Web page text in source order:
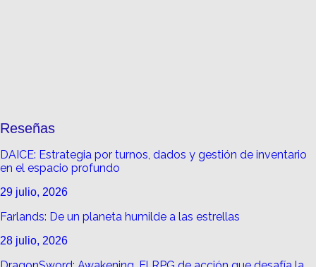
Reseñas
DAICE: Estrategia por turnos, dados y gestión de inventario
en el espacio profundo
29 julio, 2026
Farlands: De un planeta humilde a las estrellas
28 julio, 2026